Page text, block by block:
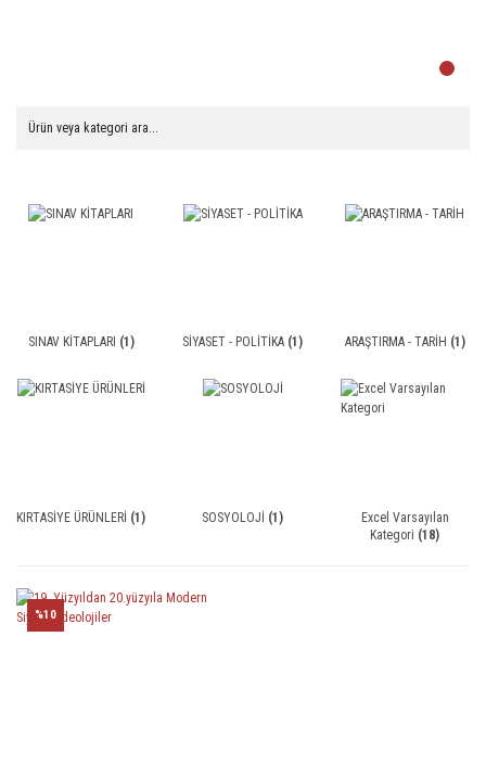
SINAV KİTAPLARI (1) SİYASET - POLİTİKA (1) ARAŞTIRMA - TARİH (1)
KIRTASİYE ÜRÜNLERİ (1) SOSYOLOJİ (1)
Excel Varsayılan
Kategori (18)
%10